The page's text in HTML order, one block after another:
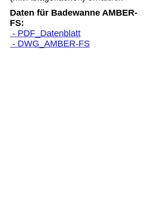
Daten für Badewanne AMBER-
FS:
- PDF_Datenblatt
- DWG_AMBER-FS